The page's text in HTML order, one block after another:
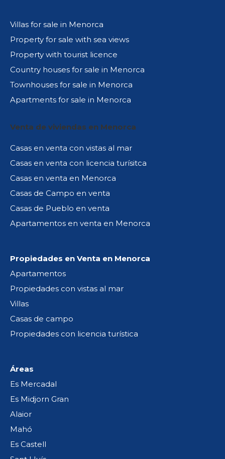
Villas for sale in Menorca
Property for sale with sea views
Property with tourist licence
Country houses for sale in Menorca
Townhouses for sale in Menorca
Apartments for sale in Menorca
Venta de viviendas en Menorca
Casas en venta con vistas al mar
Casas en venta con licencia turísitca
Casas en venta en Menorca
Casas de Campo en venta
Casas de Pueblo en venta
Apartamentos en venta en Menorca
Propiedades en Venta en Menorca
Apartamentos
Propiedades con vistas al mar
Villas
Casas de campo
Propiedades con licencia turística
Áreas
Es Mercadal
Es Midjorn Gran
Alaior
Mahó
Es Castell